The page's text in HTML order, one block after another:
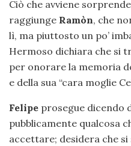
Ciò che avviene
raggiunge Ramòn, che
lì, ma piuttosto un po’
Hermoso dichiara che si
per onorare la memoria
e della sua “cara moglie
Felipe prosegue dicendo
pubblicamente qualcosa
accettare; desidera che